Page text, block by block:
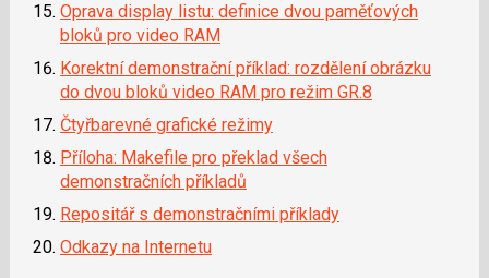
Oprava display listu: definice dvou paměťových
bloků pro video RAM
Korektní demonstrační příklad: rozdělení obrázku
do dvou bloků video RAM pro režim GR.8
Čtyřbarevné grafické režimy
Příloha: Makefile pro překlad všech
demonstračních příkladů
Repositář s demonstračními příklady
Odkazy na Internetu